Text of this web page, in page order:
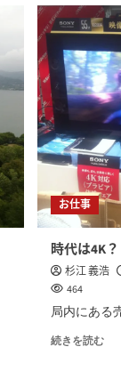
お仕事
時代は4K？
杉江 義浩
464
局内にある
続きを読む